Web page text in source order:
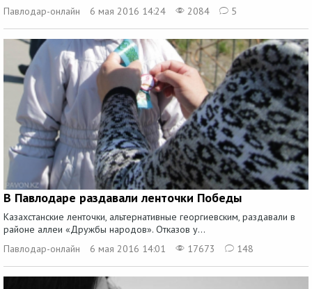
Павлодар-онлайн
6 мая 2016 14:24 2084 5
В Павлодаре раздавали ленточки Победы
Казахстанские ленточки, альтернативные георгиевским, раздавали в
районе аллеи «Дружбы народов». Отказов у...
Павлодар-онлайн
6 мая 2016 14:01 17673 148